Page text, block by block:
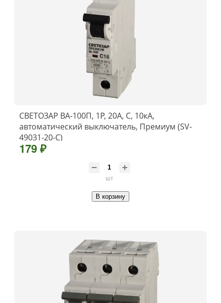
СВЕТОЗАР ВА-100П, 1P, 20А, C, 10кА,
автоматический выключатель, Премиум (SV-
49031-20-C)
179 ₽
шт
В корзину